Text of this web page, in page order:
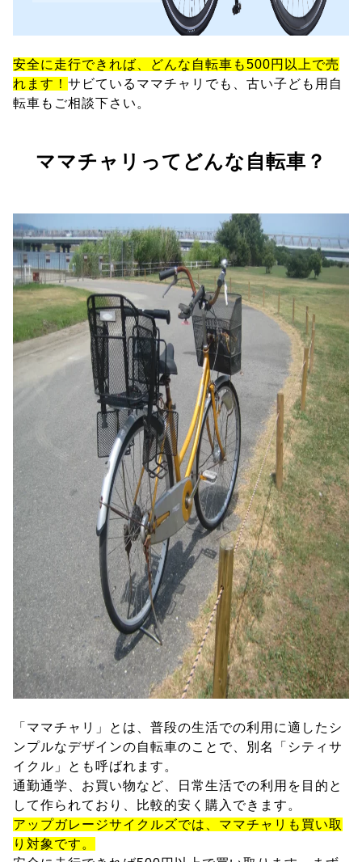
安全に走行できれば、どんな自転車も500円以上で売
れます！ サビているママチャリでも、古い子ども用自
転車もご相談下さい。
ママチャリってどんな自転車？
「ママチャリ」とは、普段の生活での利用に適したシ
ンプルなデザインの自転車のことで、別名「シティサ
イクル」とも呼ばれます。
通勤通学、お買い物など、日常生活での利用を目的と
して作られており、比較的安く購入できます。
アップガレージサイクルズでは、ママチャリも買い取
り対象です。